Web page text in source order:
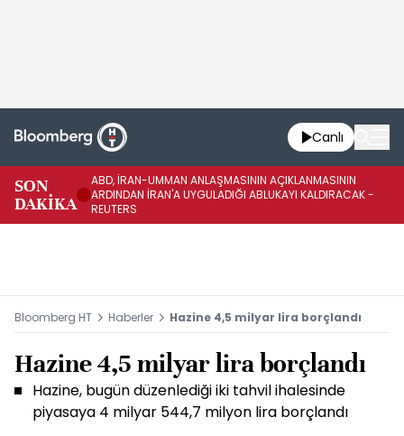
Canlı
SON
DAKİKA
ABD, İRAN-UMMAN ANLAŞMASININ AÇIKLANMASININ
ARDINDAN İRAN'A UYGULADIĞI ABLUKAYI KALDIRACAK -
REUTERS
Bloomberg HT Haberler Hazine 4,5 milyar lira borçlandı
Hazine 4,5 milyar lira borçlandı
Hazine, bugün düzenlediği iki tahvil ihalesinde
piyasaya 4 milyar 544,7 milyon lira borçlandı